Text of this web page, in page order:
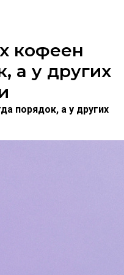
кофеен
а у других
порядок, а у других